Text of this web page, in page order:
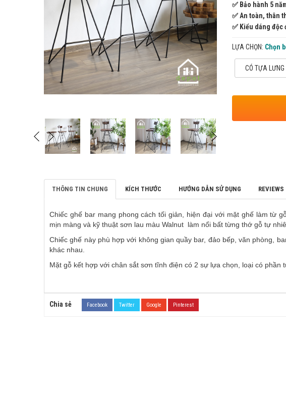
✅ Bảo hành 5
✅ An toàn, thân
✅ Kiểu dáng
LỰA CHỌN: Chọn
CÓ TỰA LƯNG
THÔNG TIN CHUNG KÍCH THƯỚC HƯỚNG DẪN SỬ DỤNG REVIEWS
Chiếc ghế bar mang phong cách tối giản, hiện đại với mặt ghế làm từ
mịn màng và kỹ thuật sơn lau màu Walnut làm nổi bất từng thớ gỗ tự
Chiếc ghế này phù hợp với không gian quầy bar, đảo bếp, văn phòng,
khác nhau.
Mặt gỗ kết hợp với chân sắt sơn tĩnh điện có 2 sự lựa chọn, loại có phần
Chia sẻ Facebook Twitter Google Pinterest